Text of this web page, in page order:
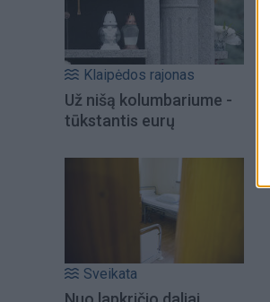
Klaipėdos rajonas
Už nišą kolumbariume -
tūkstantis eurų
Sveikata